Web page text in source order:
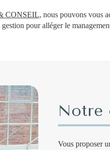
CONSEIL, nous pouvons vous
pour alléger le
Notre
Vous proposer